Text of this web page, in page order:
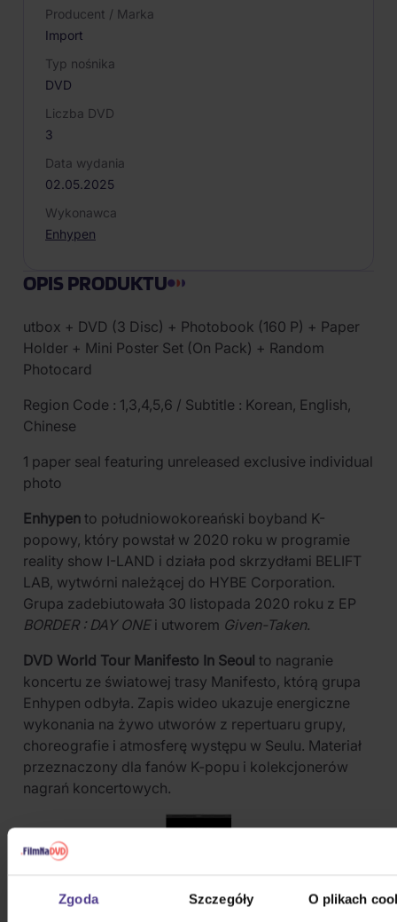
Zgoda Szczegóły O plikach
Producent / Marka
Import
Typ nośnika
DVD
Liczba DVD
3
Data wydania
02.05.2025
Wykonawca
Enhypen
OPIS PRODUKTU
utbox + DVD (3 Disc) + Photobook (160 P) + Paper
Holder + Mini Poster Set (On Pack) + Random
Photocard
Region Code : 1,3,4,5,6 / Subtitle : Korean, English,
Chinese
1 paper seal featuring unreleased exclusive individual
photo
Enhypen to południowokoreański boyband K-
popowy, który powstał w 2020 roku w programie
reality show I-LAND i działa pod skrzydłami BELIFT
LAB, wytwórni należącej do HYBE Corporation.
Grupa zadebiutowała 30 listopada 2020 roku z EP
BORDER : DAY ONEi utworem Given-Taken.
DVD World Tour Manifesto In Seoul to nagranie
koncertu ze światowej trasy Manifesto, którą grupa
Enhypen odbyła. Zapis wideo ukazuje energiczne
wykonania na żywo utworów z repertuaru grupy,
choreografie i atmosferę występu w Seulu. Materiał
przeznaczony dla fanów K-popu i kolekcjonerów
nagrań koncertowych.